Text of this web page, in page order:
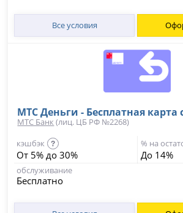
Все условия
МТС Деньги - Бесплатная карта
МТС Банк (лиц. ЦБ РФ №2268)
кэшбэк
?
От 5% до 30%
% на
До 14%
обслуживание
Бесплатно